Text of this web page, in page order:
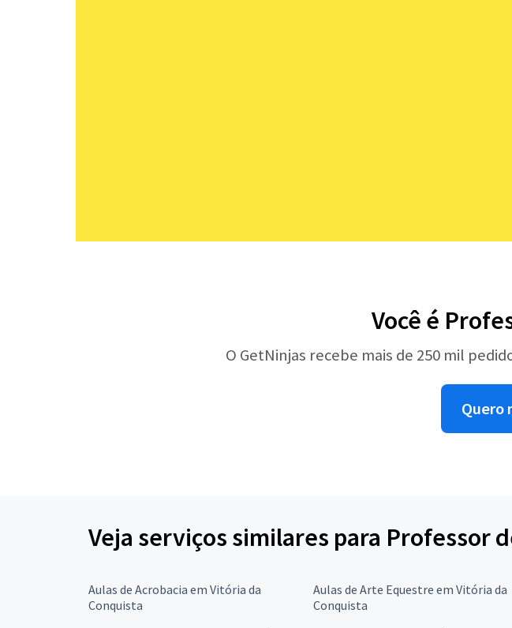
Você é
O GetNinjas recebe mais de 250 mil
Quero
Veja serviços similares para Professor
Aulas de Acrobacia em Vitória da
Conquista
Aulas de Arte Equestre em Vitória da
Conquista